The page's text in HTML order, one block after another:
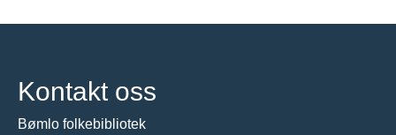
Kontakt oss
Bømlo folkebibliotek